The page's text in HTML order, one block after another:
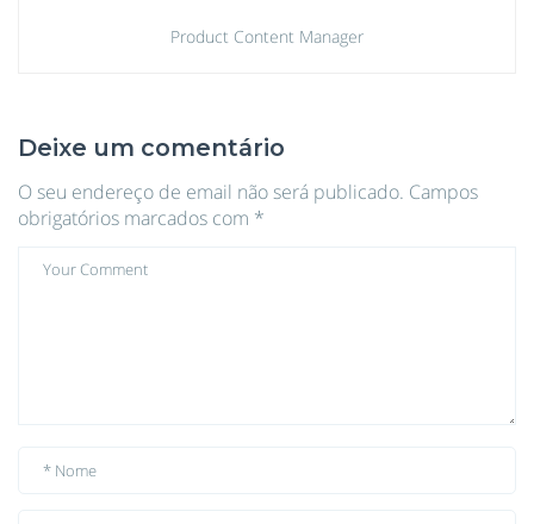
Product Content Manager
Deixe um comentário
O seu endereço de email não será publicado. Campos
obrigatórios marcados com *